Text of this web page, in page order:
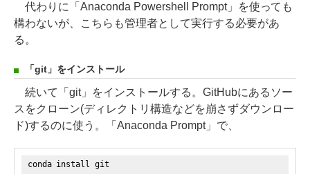
代わりに「Anaconda Powershell Prompt」を使っても
構わないが、こちらも管理者として実行する必要があ
る。
「git」をインストール
続いて「git」をインストールする。GitHubにあるソー
スをクローン(ディレクトリ構造などを崩さずダウンロー
ド)するのに使う。「Anaconda Prompt」で、
conda install git